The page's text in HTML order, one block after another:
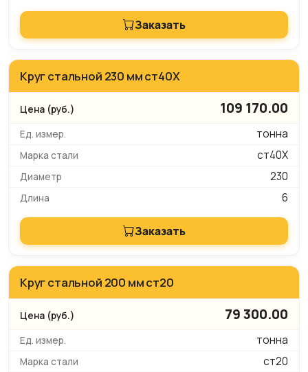
Заказать
Круг стальной 230 мм ст40Х
109 170.00
тонна
ст40Х
230
6
Заказать
Круг стальной 200 мм ст20
79 300.00
тонна
ст20